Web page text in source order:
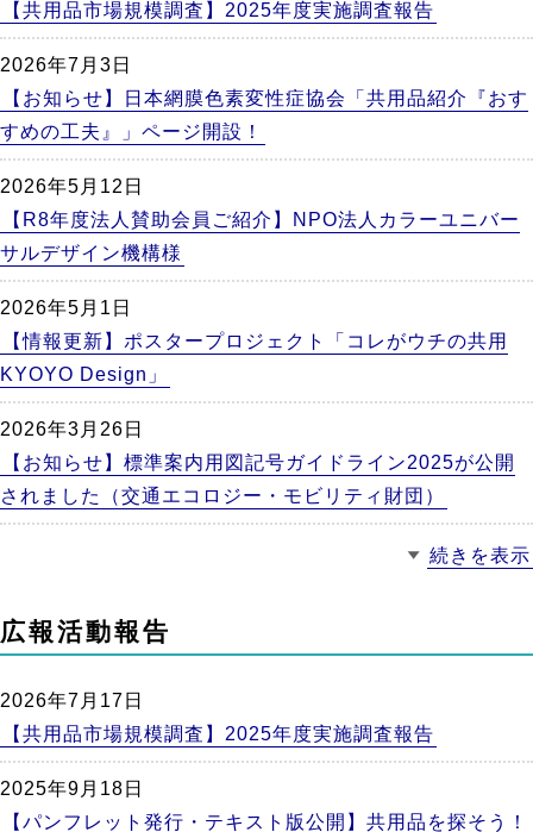
【共用品市場規模調査】2025年度実施調査報告
2026年7月3日
【お知らせ】日本網膜色素変性症協会「共用品紹介『おす
すめの工夫』」ページ開設！
2026年5月12日
【R8年度法人賛助会員ご紹介】NPO法人カラーユニバー
サルデザイン機構様
2026年5月1日
【情報更新】ポスタープロジェクト「コレがウチの共用
KYOYO Design」
2026年3月26日
【お知らせ】標準案内用図記号ガイドライン2025が公開
されました（交通エコロジー・モビリティ財団）
続きを表示
広報活動報告
2026年7月17日
【共用品市場規模調査】2025年度実施調査報告
2025年9月18日
【パンフレット発行・テキスト版公開】共用品を探そう！